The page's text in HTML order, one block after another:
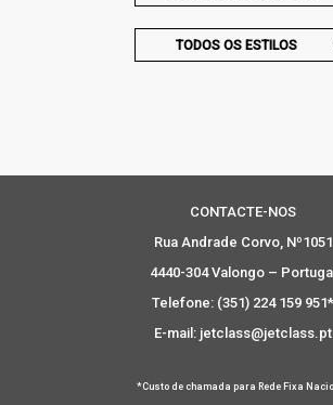
TODOS OS ESTILOS
CONTACTE-NOS
Rua Andrade Corvo, Nº1051
4440-304 Valongo – Portugal
Telefone: (351) 224 159 951*
E-mail: jetclass@jetclass.pt
*Custo de chamada para Rede Fixa